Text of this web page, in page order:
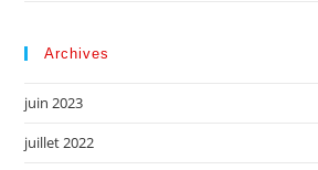
Archives
juin 2023
juillet 2022